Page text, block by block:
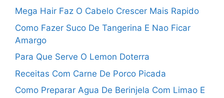
Mega Hair Faz O Cabelo Crescer Mais Rapido
Como Fazer Suco De Tangerina E Nao Ficar
Amargo
Para Que Serve O Lemon Doterra
Receitas Com Carne De Porco Picada
Como Preparar Agua De Berinjela Com Limao E